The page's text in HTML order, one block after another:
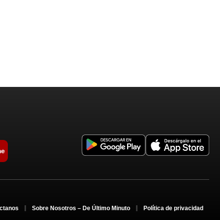
Sobre Nosotros – De Último Minuto Política de privacidad